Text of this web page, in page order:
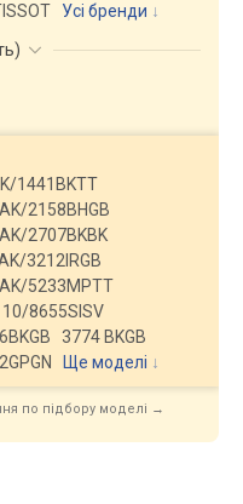
Усі бренди
)
1441BKTT
AK/2158BHGB
AK/2707BKBK
3212IRGB
AK/5233MPTT
10/8655SISV
3774 BKGB
Ще моделі ↓
по підбору моделі →